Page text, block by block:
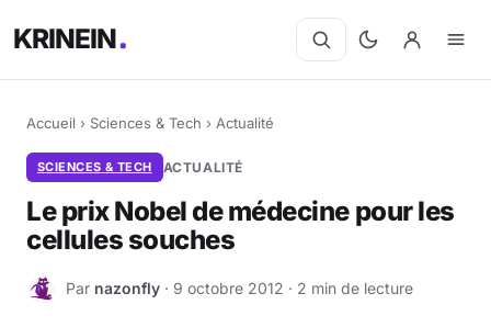
KRINEIN
Accueil › Sciences & Tech › Actualité
SCIENCES & TECH ACTUALITÉ
Le prix Nobel de médecine pour les
cellules souches
N Par nazonfly · 9 octobre 2012 · 2 min de lecture